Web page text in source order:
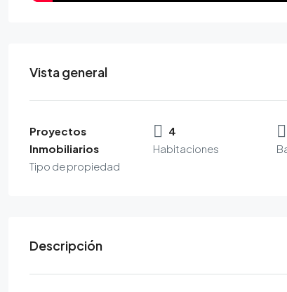
Vista general
Proyectos
Inmobiliarios
Tipo de propiedad
4
Habitaciones
Descripción